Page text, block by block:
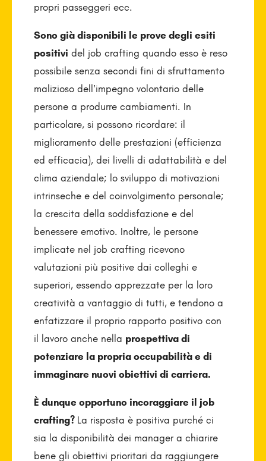
propri passeggeri ecc.
Sono già disponibili le prove degli esiti
positivi del job crafting quando esso è reso
possibile senza secondi fini di sfruttamento
malizioso dell’impegno volontario delle
persone a produrre cambiamenti. In
particolare, si possono ricordare: il
miglioramento delle prestazioni (efficienza
ed efficacia), dei livelli di adattabilità e del
clima aziendale; lo sviluppo di motivazioni
intrinseche e del coinvolgimento personale;
la crescita della soddisfazione e del
benessere emotivo. Inoltre, le persone
implicate nel job crafting ricevono
valutazioni più positive dai colleghi e
superiori, essendo apprezzate per la loro
creatività a vantaggio di tutti, e tendono a
enfatizzare il proprio rapporto positivo con
il lavoro anche nella prospettiva di
potenziare la propria occupabilità e di
immaginare nuovi obiettivi di carriera.
È dunque opportuno incoraggiare il job
crafting? La risposta è positiva purché ci
sia la disponibilità dei manager a chiarire
bene gli obiettivi prioritari da raggiungere